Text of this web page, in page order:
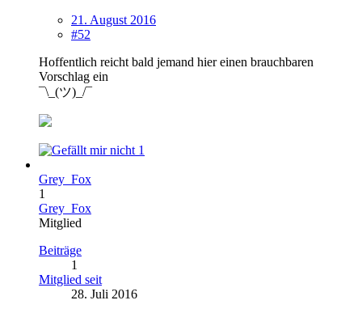
21. August 2016
#52
Hoffentlich reicht bald jemand hier einen brauchbaren
Vorschlag ein
¯\_(ツ)_/¯
1
Grey_Fox
1
Grey_Fox
Mitglied
Beiträge
1
Mitglied seit
28. Juli 2016